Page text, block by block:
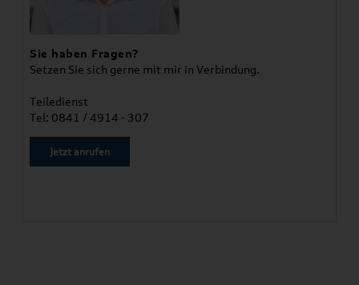
Sie haben Fragen?
Setzen Sie sich gerne mit mir in Verbindung.
Teiledienst
Tel: 0841 / 4914 - 307
Jetzt anrufen